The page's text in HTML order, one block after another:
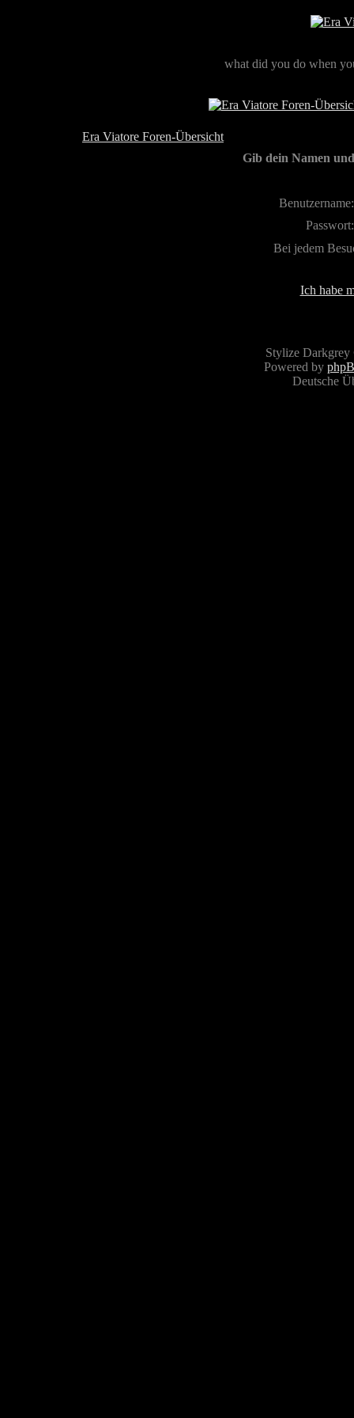
what did you do when
Era Viatore Foren-Übersicht
Gib dein Namen
Benutzername:
Passwort:
Bei jedem
Ich habe
Stylize
Powered by
Deutsche